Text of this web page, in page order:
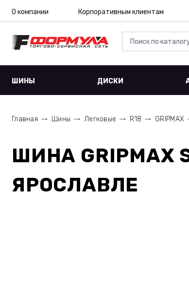
О компании Корпоративным клиентам
ШИНЫ ДИСКИ
Главная Шины Легковые R18 GRIPMAX
ШИНА GRIPMAX
ЯРОСЛАВЛЕ